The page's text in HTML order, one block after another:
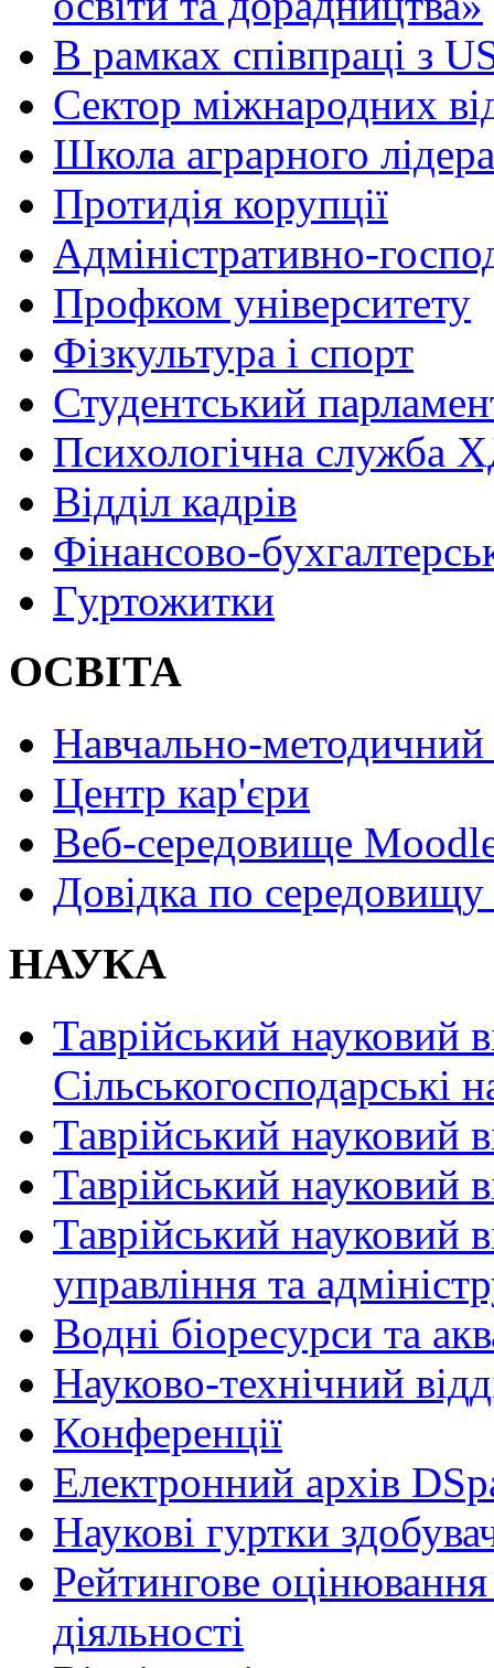
В рамках співпраці з
Сектор міжнародних
Школа аграрного лідера
Протидія корупції
Адміністративно-
Профком університету
Фізкультура і спорт
Студентський
Психологічна служба
Відділ кадрів
Фінансово-
Гуртожитки
ОСВІТА
Навчально-методичний
Центр кар'єри
Веб-середовище
Довідка по
НАУКА
Таврійський науковий
Сільськогосподарські
Таврійський науковий
Таврійський науковий
Таврійський науковий
управління та
Водні біоресурси та
Науково-технічний
Конференції
Електронний архів
Наукові гуртки
Рейтингове оцінювання
діяльності